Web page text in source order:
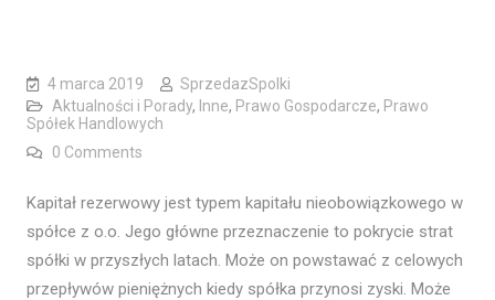
4 marca 2019
SprzedazSpolki
Aktualności i Porady, Inne, Prawo Gospodarcze, Prawo
Spółek Handlowych
0 Comments
Kapitał rezerwowy jest typem kapitału nieobowiązkowego w
spółce z o.o. Jego główne przeznaczenie to pokrycie strat
spółki w przyszłych latach. Może on powstawać z celowych
przepływów pieniężnych kiedy spółka przynosi zyski. Może